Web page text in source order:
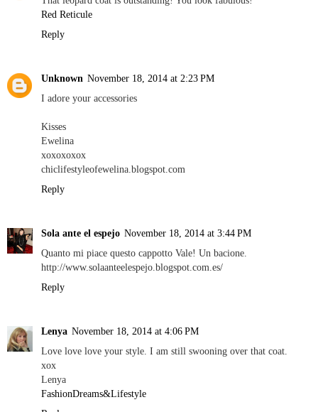
Red Reticule
Reply
Unknown November 18, 2014 at 2:23 PM
I adore your accessories
Kisses
Ewelina
xoxoxoxox
chiclifestyleofewelina.blogspot.com
Reply
Sola ante el espejo November 18, 2014 at 3:44 PM
Quanto mi piace questo cappotto Vale! Un bacione.
http://www.solaanteelespejo.blogspot.com.es/
Reply
Lenya November 18, 2014 at 4:06 PM
Love love love your style. I am still swooning over that coat.
xox
Lenya
FashionDreams&Lifestyle